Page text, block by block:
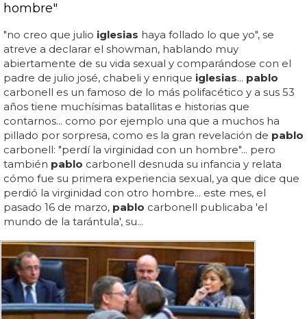
hombre"
"no creo que julio iglesias haya follado lo que yo", se
atreve a declarar el showman, hablando muy
abiertamente de su vida sexual y comparándose con el
padre de julio josé, chabeli y enrique iglesias... pablo
carbonell es un famoso de lo más polifacético y a sus 53
años tiene muchísimas batallitas e historias que
contarnos... como por ejemplo una que a muchos ha
pillado por sorpresa, como es la gran revelación de pablo
carbonell: "perdí la virginidad con un hombre"... pero
también pablo carbonell desnuda su infancia y relata
cómo fue su primera experiencia sexual, ya que dice que
perdió la virginidad con otro hombre... este mes, el
pasado 16 de marzo, pablo carbonell publicaba 'el
mundo de la tarántula', su...